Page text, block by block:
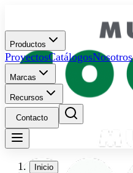
Productos
ProyectosCatálogosNosotros
Marcas
Recursos
Contacto
Inicio